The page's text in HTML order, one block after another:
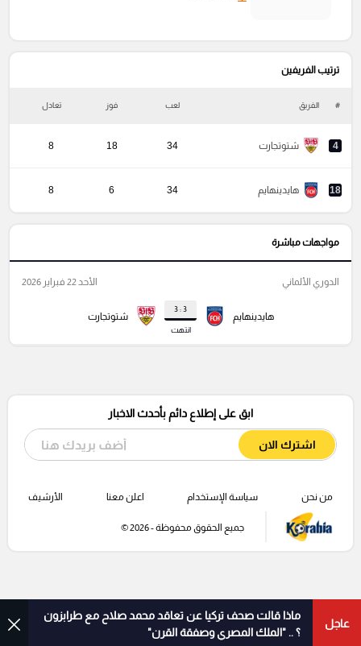
ترتيب الفريفين
# الفريق لعب فوز تعادل
4 شتوتجارت 34
18
8
18 هايدينهايم 34
6
8
مواجهات مباشرة
هايدينهايم
3 : 3
انتهت
شتوتجارت
الدوري الألماني الأحد 22 فبراير 2026
عاجل
ماذا قالت صحف تركيا عن تعاقد محمد صلاح مع طرابزون
؟ .. "الملك المصري وصفقة القرن"
ابق على إطلاع دائم بأحدث الاخبار
اشترك الان
من نحن سياسة الإستخدام اعلن معنا الأرشيف
جميع الحقوق محفوظة - 2026 ©